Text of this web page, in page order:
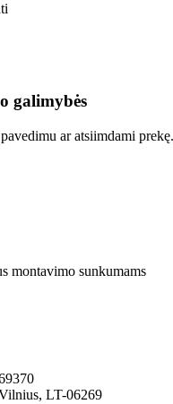
galimybės
ar atsiimdami prekę.
montavimo sunkumams
LT-06269